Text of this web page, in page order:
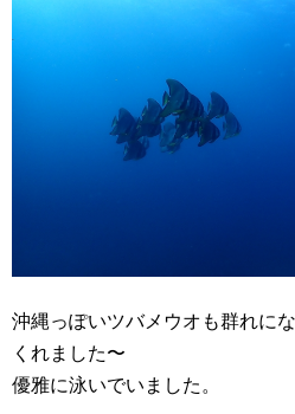
沖縄っぽいツバメウオも群れに
くれました〜
優雅に泳いでいました。